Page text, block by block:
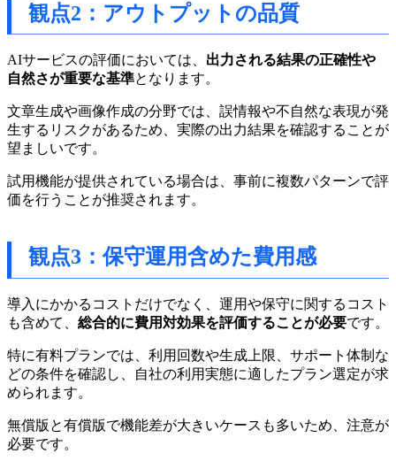
観点2：アウトプットの品質
AIサービスの評価においては、 出力される結果の正確性や
自然さが重要な基準となります。
文章生成や画像作成の分野では、誤情報や不自然な表現が発
生するリスクがあるため、実際の出力結果を確認することが
望ましいです。
試用機能が提供されている場合は、事前に複数パターンで評
価を行うことが推奨されます。
観点3：保守運用含めた費用感
導入にかかるコストだけでなく、運用や保守に関するコスト
も含めて、 総合的に費用対効果を評価することが必要です。
特に有料プランでは、利用回数や生成上限、サポート体制な
どの条件を確認し、自社の利用実態に適したプラン選定が求
められます。
無償版と有償版で機能差が大きいケースも多いため、注意が
必要です。